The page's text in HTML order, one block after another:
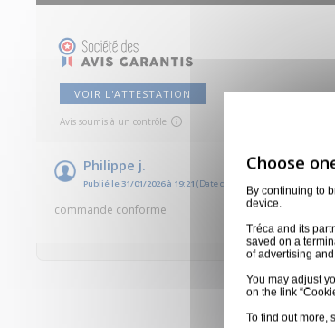
VOIR L'ATTESTATION
Avis soumis à un contrôle
Philippe j.
Publié le 31/01/2026 à 19:21 (Date de commande : 20/01/2026)
commande conforme
By continuing to
device.
Tréca and its
saved on a
of advertising
You may adjust
on the link
To find out more,